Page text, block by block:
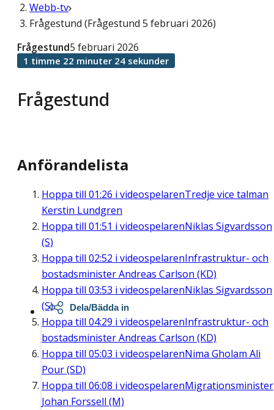
Webb-tv
Frågestund (Frågestund 5 februari 2026)
Frågestund
Frågestund5 februari 2026
1 timme 22 minuter 24 sekunder
Anförandelista
Hoppa till 01:26 i videospelarenTredje vice talman
Kerstin Lundgren
Hoppa till 01:51 i videospelarenNiklas Sigvardsson
(S)
Hoppa till 02:52 i videospelarenInfrastruktur- och
bostadsminister Andreas Carlson (KD)
Hoppa till 03:53 i videospelarenNiklas Sigvardsson
(S)
Hoppa till 04:29 i videospelarenInfrastruktur- och
bostadsminister Andreas Carlson (KD)
Hoppa till 05:03 i videospelarenNima Gholam Ali
Pour (SD)
Hoppa till 06:08 i videospelarenMigrationsminister
Johan Forssell (M)
Dela/Bädda in